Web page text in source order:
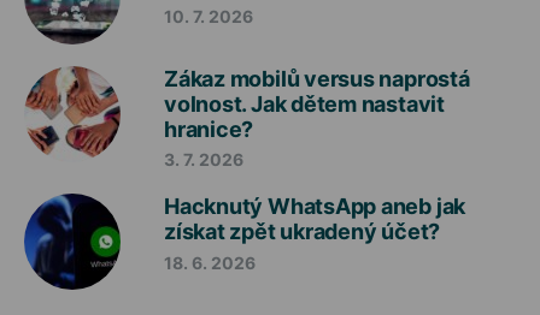
10. 7. 2026
Zákaz mobilů versus naprostá
volnost. Jak dětem nastavit
hranice?
3. 7. 2026
Hacknutý WhatsApp aneb jak
získat zpět ukradený účet?
18. 6. 2026